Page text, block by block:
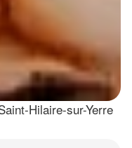
Hilaire-sur-Yerre